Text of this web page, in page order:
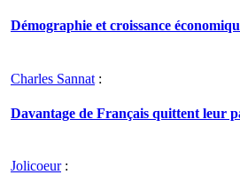
Démographie et croissance
Charles Sannat :
Davantage de Français quittent leur
Jolicoeur: